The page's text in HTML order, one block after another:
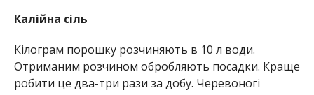
Калійна сіль
Кілограм порошку розчиняють в 10 л води.
Отриманим розчином обробляють посадки. Краще
робити це два-три рази за добу. Черевоногі